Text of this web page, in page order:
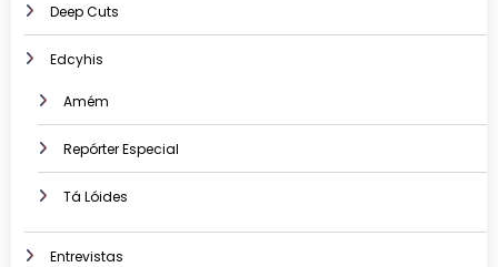
Deep Cuts
Edcyhis
Amém
Repórter Especial
Tá Lóides
Entrevistas